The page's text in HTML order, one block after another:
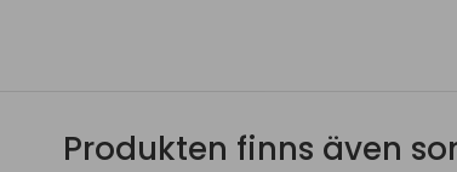
Produkten finns även